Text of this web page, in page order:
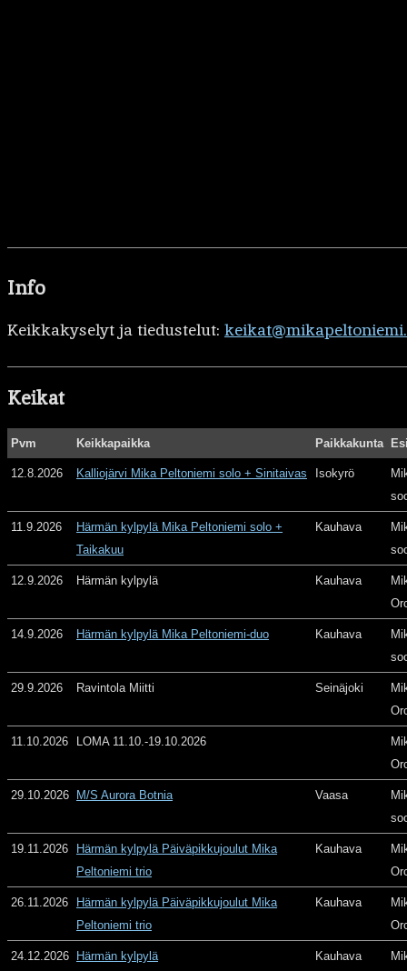
Info
Keikkakyselyt ja tiedustelut:
Keikat
Pvm Keikkapaikka Paikkakunta
12.8.2026 Kalliojärvi Mika Peltoniemi solo + Sinitaivas Isokyrö
11.9.2026
Härmän kylpylä Mika Peltoniemi solo +
Taikakuu
Kauhava
12.9.2026 Härmän kylpylä Kauhava
14.9.2026 Härmän kylpylä Mika Peltoniemi-duo Kauhava
29.9.2026 Ravintola Miitti Seinäjoki
11.10.2026 LOMA 11.10.-19.10.2026
29.10.2026 M/S Aurora Botnia Vaasa
19.11.2026
Härmän kylpylä Päiväpikkujoulut Mika
Peltoniemi trio
Kauhava
26.11.2026
Härmän kylpylä Päiväpikkujoulut Mika
Peltoniemi trio
Kauhava
24.12.2026 Härmän kylpylä Kauhava